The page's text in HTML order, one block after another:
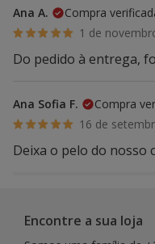
Ana A.
Compra
1 de
Do pedido à entrega,
Ana Sofia F.
Compra
16 de
Deixa o pelo do nosso
Encontre a sua loja